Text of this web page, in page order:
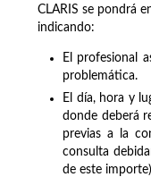
CLARIS se pondrá
indicando:
El profesional
problemática.
El día, hora y
donde deberá
previas a la
consulta
de este